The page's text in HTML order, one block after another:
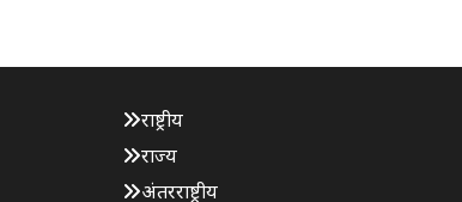
राष्ट्रीय
राज्य
अंतरराष्ट्रीय